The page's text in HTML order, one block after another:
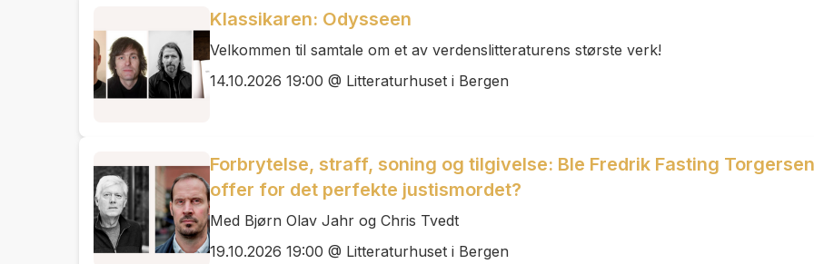
Klassikaren: Odysseen
Velkommen til samtale om et av verdenslitteraturens største verk!
14.10.2026 19:00 @ Litteraturhuset i Bergen
Forbrytelse, straff, soning og tilgivelse: Ble Fredrik Fasting
offer for det perfekte justismordet?
Med Bjørn Olav Jahr og Chris Tvedt
19.10.2026 19:00 @ Litteraturhuset i Bergen